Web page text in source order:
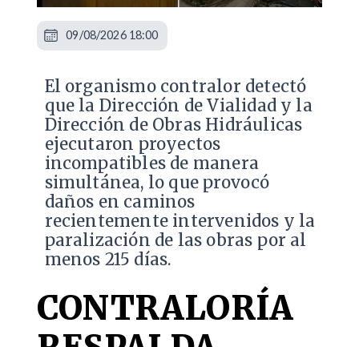
El organismo contralor detectó
que la Dirección de Vialidad y la
Dirección de Obras Hidráulicas
ejecutaron proyectos
incompatibles de manera
simultánea, lo que provocó
daños en caminos
recientemente intervenidos y la
paralización de las obras por al
menos 215 días.
CONTRALORÍA
09/08/2026 18:00